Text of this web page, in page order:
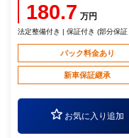
180.7 万円
法定整備付き | 保証付き (部分保
パック料金あり
新車保証継承
お気に入り追加